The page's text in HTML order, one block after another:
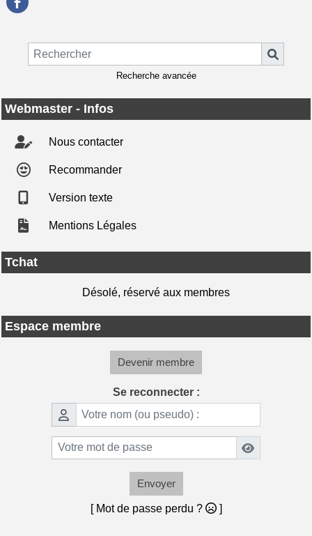
Recherche avancée
Webmaster - Infos
Nous contacter
Recommander
Version texte
Mentions Légales
Tchat
Désolé, réservé aux membres
Espace membre
Devenir membre
Se reconnecter :
Envoyer
[ Mot de passe perdu ? ]